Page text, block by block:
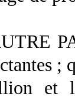
;
et